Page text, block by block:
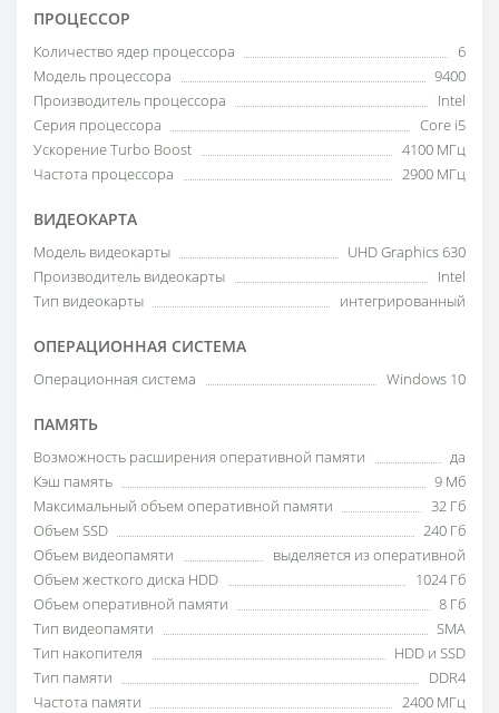
ПРОЦЕССОР
Количество ядер процессора
6
Модель процессора
9400
Производитель процессора
Intel
Серия процессора
Core i5
Ускорение Turbo Boost
4100 МГц
Частота процессора
2900 МГц
ВИДЕОКАРТА
Модель видеокарты
UHD Graphics 630
Производитель видеокарты
Intel
Тип видеокарты
интегрированный
ОПЕРАЦИОННАЯ СИСТЕМА
Операционная система Windows 10
ПАМЯТЬ
Возможность расширения оперативной памяти
да
Кэш память
9 Мб
Максимальный объем оперативной памяти
32 Гб
Объем SSD
240 Гб
Объем видеопамяти
выделяется из оперативной
Объем жесткого диска HDD
1024 Гб
Объем оперативной памяти
8 Гб
Тип видеопамяти
SMA
Тип накопителя
HDD и SSD
Тип памяти
DDR4
Частота памяти
2400 МГц